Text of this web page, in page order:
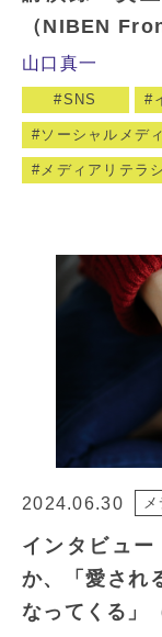
（NIBEN
山口真一
SNS
ソーシャルメデ
メディアリテラ
2024.06.30
インタビュ
か、「愛され
なってくる」